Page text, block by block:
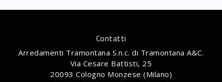
Contatti
Arredamenti Tramontana S.n.c. di Tramontana A&C.
Via Cesare Battisti, 25
20093 Cologno Monzese (Milano)